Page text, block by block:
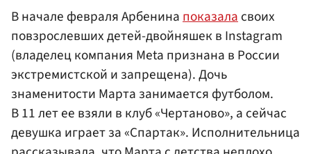
В начале февраля Арбенинапоказаласвоих
повзрослевших детей-двойняшек в Instagram
(владелец компания Meta признана в России
экстремистской и запрещена). Дочь
знаменитости Марта занимается футболом.
В 11 лет ее взяли в клуб «Чертаново», а сейчас
девушка играет за «Спартак». Исполнительница